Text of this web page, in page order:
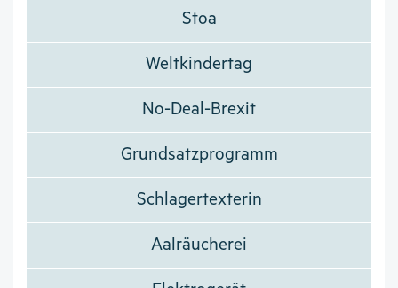
Stoa
Weltkindertag
No-Deal-Brexit
Grundsatzprogramm
Schlagertexterin
Aalräucherei